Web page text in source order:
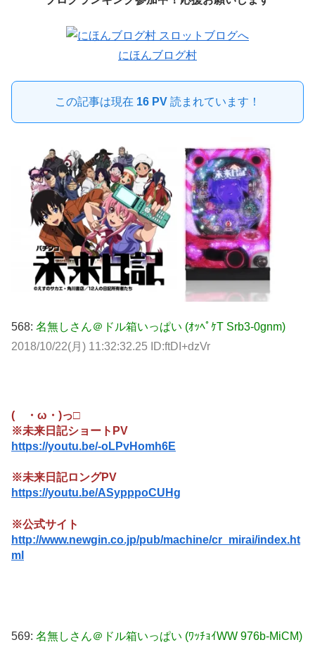
にほんブログ村
この記事は現在 16 PV 読まれています！
568: 名無しさん＠ドル箱いっぱい (ｵｯﾍﾟｹT Srb3-0gnm)
2018/10/22(月) 11:32:32.25 ID:ftDI+dzVr
( ・ω・)っ□
※未来日記ショートPV
https://youtu.be/-oLPvHomh6E
※未来日記ロングPV
https://youtu.be/ASypppoCUHg
※公式サイト
http://www.newgin.co.jp/pub/machine/cr_mirai/index.ht
ml
569: 名無しさん＠ドル箱いっぱい (ﾜｯﾁｮｲWW 976b-MiCM)